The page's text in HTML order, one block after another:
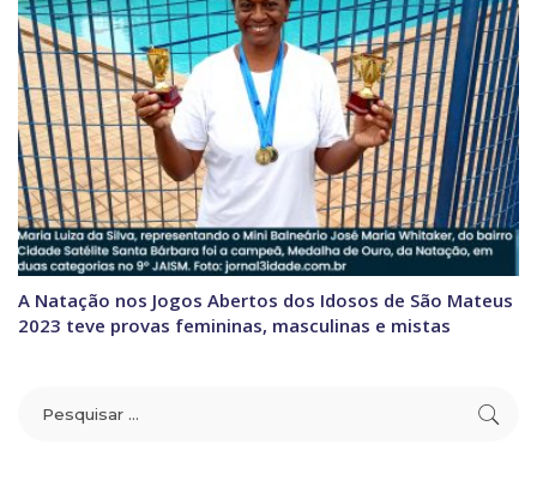
A Natação nos Jogos Abertos dos Idosos de São Mateus
2023 teve provas femininas, masculinas e mistas